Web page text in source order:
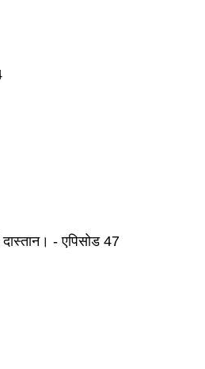
- एपिसोड 47